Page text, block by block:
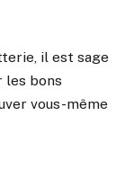
il est sage
les bons
vous-même